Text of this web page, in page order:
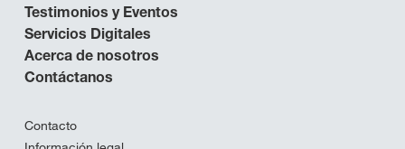
Testimonios y Eventos
Servicios Digitales
Acerca de nosotros
Contáctanos
Contacto